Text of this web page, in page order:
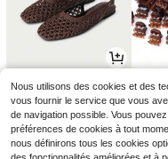
CHF11,99 CHF1
Nous utilisons des cookies et des
vous fournir le service que vous
de navigation possible. Vous
préférences de cookies à tout
nous définirons tous les cookies